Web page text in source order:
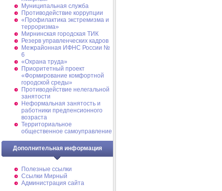
Муниципальная cлужба
Противодействие коррупции
«Профилактика экстремизма и
терроризма»
Мирнинская городская ТИК
Резерв управленческих кадров
Межрайонная ИФНС России №
6
«Охрана труда»
Приоритетный проект
«Формирование комфортной
городской среды»
Противодействие нелегальной
занятости
Неформальная занятость и
работники предпенсионного
возраста
Территориальное
общественное самоуправление
Дополнительная информация
Полезные ссылки
Ссылки Мирный
Администрация сайта